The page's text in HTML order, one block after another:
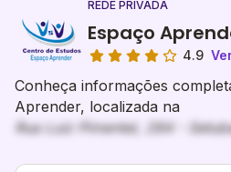
REDE PRIVADA
Espaço
4.9
Conheça informações
Aprender, localizada na
Rua Luiz Pimentel, 284 -